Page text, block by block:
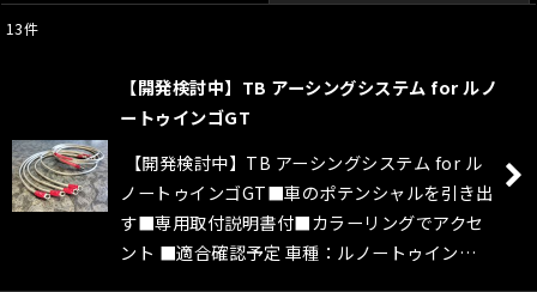
絞り込む
13件
【開発検討中】TB アーシングシステム for ルノ
ートゥインゴGT
【開発検討中】TB アーシングシステム for ル
ノートゥインゴGT■車のポテンシャルを引き出
す■専用取付説明書付■カラーリングでアクセ
ント ■適合確認予定 車種：ルノートゥイン…